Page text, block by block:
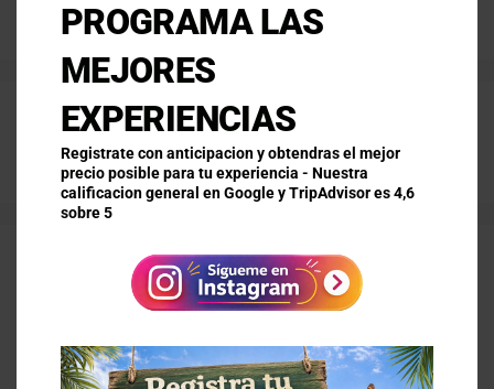
Menú
Quindio
Enamórate de
septiembre 26, 2024 poradmin
PROGRAMA LAS
MEJORES
EXPERIENCIAS
Registrate con anticipacion y obtendras el mejor
precio posible para tu experiencia - Nuestra
calificacion general en Google y TripAdvisor es 4,6
sobre 5